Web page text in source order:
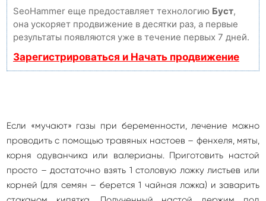
SeoHammer еще предоставляет технологию Буст,
она ускоряет продвижение в десятки раз, а первые
результаты появляются уже в течение первых 7 дней.
Зарегистрироваться и Начать продвижение
Если «мучают» газы при беременности, лечение можно
проводить с помощью травяных настоев – фенхеля, мяты,
корня одуванчика или валерианы. Приготовить настой
просто – достаточно взять 1 столовую ложку листьев или
корней (для семян – берется 1 чайная ложка) и заварить